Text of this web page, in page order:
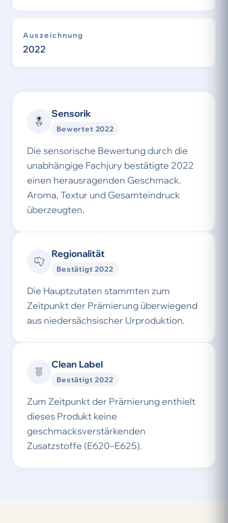
Auszeichnung
2022
Sensorik
Bewertet 2022
Die sensorische Bewertung durch die
unabhängige Fachjury bestätigte 2022
einen herausragenden Geschmack.
Aroma, Textur und Gesamteindruck
überzeugten.
Regionalität
Bestätigt 2022
Die Hauptzutaten stammten zum
Zeitpunkt der Prämierung überwiegend
aus niedersächsischer Urproduktion.
Clean Label
Bestätigt 2022
Zum Zeitpunkt der Prämierung enthielt
dieses Produkt keine
geschmacksverstärkenden
Zusatzstoffe (E620–E625).